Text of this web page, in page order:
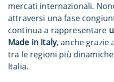
mercati internazionali.
attraversi una fase
continua a rappresentare
Made in Italy, anche grazie
tra le regioni più
Italia.